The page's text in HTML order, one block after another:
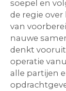
soepel en
de regie
van
nauwe
denkt
operatie
alle partijen